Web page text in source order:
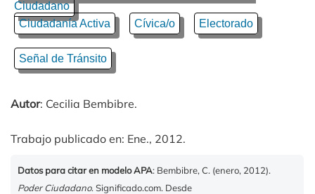
Ciudadano
Ciudadanía Activa
Cívica/o Electorado
Señal de Tránsito
Autor: Cecilia Bembibre.
Trabajo publicado en: Ene., 2012.
Datos para citar en modelo APA: Bembibre, C. (enero, 2012).
Poder Ciudadano. Significado.com. Desde